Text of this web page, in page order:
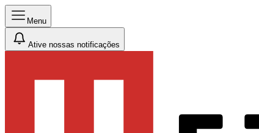
Menu
Ative nossas notificações